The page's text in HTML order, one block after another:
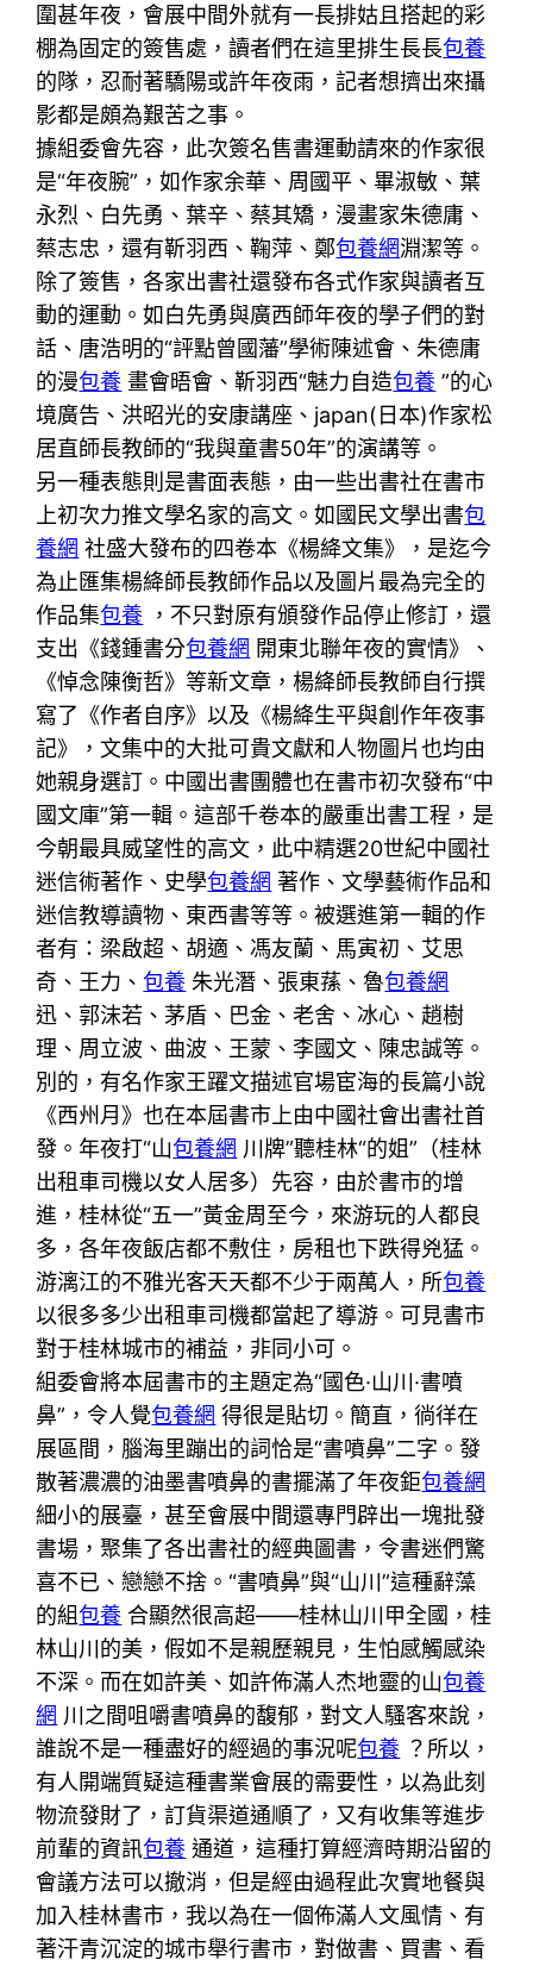
圍甚年夜，會展中間外就有一長排姑且搭起的彩
棚為固定的簽售處，讀者們在這里排生長長包養
的隊，忍耐著驕陽或許年夜雨，記者想擠出來攝
影都是頗為艱苦之事。
據組委會先容，此次簽名售書運動請來的作家很
是“年夜腕”，如作家余華、周國平、畢淑敏、葉
永烈、白先勇、葉辛、蔡其矯，漫畫家朱德庸、
蔡志忠，還有靳羽西、鞠萍、鄭包養網淵潔等。
除了簽售，各家出書社還發布各式作家與讀者互
動的運動。如白先勇與廣西師年夜的學子們的對
話、唐浩明的“評點曾國藩”學術陳述會、朱德庸
的漫包養 畫會晤會、靳羽西“魅力自造包養 ”的心
境廣告、洪昭光的安康講座、japan(日本)作家松
居直師長教師的“我與童書50年”的演講等。
另一種表態則是書面表態，由一些出書社在書市
上初次力推文學名家的高文。如國民文學出書包
養網 社盛大發布的四卷本《楊絳文集》，是迄今
為止匯集楊絳師長教師作品以及圖片最為完全的
作品集包養 ，不只對原有頒發作品停止修訂，還
支出《錢鍾書分包養網 開東北聯年夜的實情》、
《悼念陳衡哲》等新文章，楊絳師長教師自行撰
寫了《作者自序》以及《楊絳生平與創作年夜事
記》，文集中的大批可貴文獻和人物圖片也均由
她親身選訂。中國出書團體也在書市初次發布“中
國文庫”第一輯。這部千卷本的嚴重出書工程，是
今朝最具威望性的高文，此中精選20世紀中國社
迷信術著作、史學包養網 著作、文學藝術作品和
迷信教導讀物、東西書等等。被選進第一輯的作
者有：梁啟超、胡適、馮友蘭、馬寅初、艾思
奇、王力、包養 朱光潛、張東蓀、魯包養網
迅、郭沫若、茅盾、巴金、老舍、冰心、趙樹
理、周立波、曲波、王蒙、李國文、陳忠誠等。
別的，有名作家王躍文描述官場宦海的長篇小說
《西州月》也在本屆書市上由中國社會出書社首
發。年夜打“山包養網 川牌”聽桂林“的姐”（桂林
出租車司機以女人居多）先容，由於書市的增
進，桂林從“五一”黃金周至今，來游玩的人都良
多，各年夜飯店都不敷住，房租也下跌得兇猛。
游漓江的不雅光客天天都不少于兩萬人，所包養
以很多多少出租車司機都當起了導游。可見書市
對于桂林城市的補益，非同小可。
組委會將本屆書市的主題定為“國色·山川·書噴
鼻”，令人覺包養網 得很是貼切。簡直，徜徉在
展區間，腦海里蹦出的詞恰是“書噴鼻”二字。發
散著濃濃的油墨書噴鼻的書擺滿了年夜鉅包養網
細小的展臺，甚至會展中間還專門辟出一塊批發
書場，聚集了各出書社的經典圖書，令書迷們驚
喜不已、戀戀不捨。“書噴鼻”與“山川”這種辭藻
的組包養 合顯然很高超——桂林山川甲全國，桂
林山川的美，假如不是親歷親見，生怕感觸感染
不深。而在如許美、如許佈滿人杰地靈的山包養
網 川之間咀嚼書噴鼻的馥郁，對文人騷客來說，
誰說不是一種盡好的經過的事況呢包養 ？所以，
有人開端質疑這種書業會展的需要性，以為此刻
物流發財了，訂貨渠道通順了，又有收集等進步
前輩的資訊包養 通道，這種打算經濟時期沿留的
會議方法可以撤消，但是經由過程此次實地餐與
加入桂林書市，我以為在一個佈滿人文風情、有
著汗青沉淀的城市舉行書市，對做書、買書、看